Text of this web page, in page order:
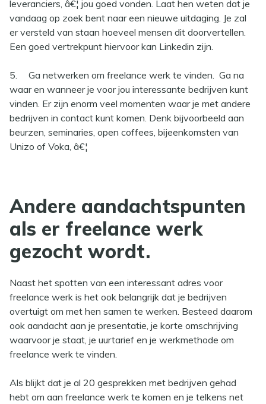
leveranciers, â€¦ jou goed vonden. Laat hen weten dat je
vandaag op zoek bent naar een nieuwe uitdaging. Je zal
er versteld van staan hoeveel mensen dit doorvertellen.
Een goed vertrekpunt hiervoor kan Linkedin zijn.
5.
Ga netwerken om freelance werk te vinden. Ga na
waar en wanneer je voor jou interessante bedrijven kunt
vinden. Er zijn enorm veel momenten waar je met andere
bedrijven in contact kunt komen. Denk bijvoorbeeld aan
beurzen, seminaries, open coffees, bijeenkomsten van
Unizo of Voka, â€¦
Andere aandachtspunten
als er freelance werk
gezocht wordt.
Naast het spotten van een interessant adres voor
freelance werk is het ook belangrijk dat je bedrijven
overtuigt om met hen samen te werken. Besteed daarom
ook aandacht aan je presentatie, je korte omschrijving
waarvoor je staat, je uurtarief en je werkmethode om
freelance werk te vinden.
Als blijkt dat je al 20 gesprekken met bedrijven gehad
hebt om aan freelance werk te komen en je telkens net